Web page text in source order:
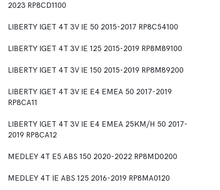
2023 RP8CD1100
LIBERTY IGET 4T 3V IE 50 2015-2017 RP8C54100
LIBERTY IGET 4T 3V IE 125 2015-2019 RP8M89100
LIBERTY IGET 4T 3V IE 150 2015-2019 RP8M89200
LIBERTY IGET 4T 3V IE E4 EMEA 50 2017-2019
RP8CA11
LIBERTY IGET 4T 3V IE E4 EMEA 25KM/H 50 2017-
2019 RP8CA12
MEDLEY 4T E5 ABS 150 2020-2022 RP8MD0200
MEDLEY 4T IE ABS 125 2016-2019 RP8MA0120